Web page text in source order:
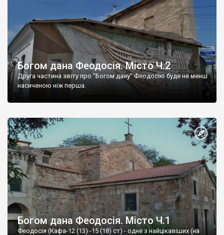
Богом дана Феодосія. Місто Ч.2
Друга частина звіту про "Богом дану" Феодосію буде не менш
насиченою ніж перша.
Богом дана Феодосія. Місто Ч.1
Феодосія (Кафа-12 (13) -15 (18) ст) - одне з найцікавіших (на